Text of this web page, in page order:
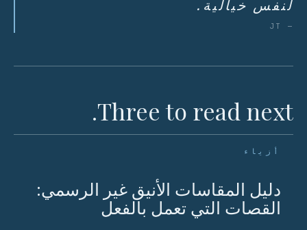
لنفس خيالية.
— JT
Three to read next.
أزياء
دليل المقاسات الأنيق غير الرسمي:
القصات التي تعمل بالفعل